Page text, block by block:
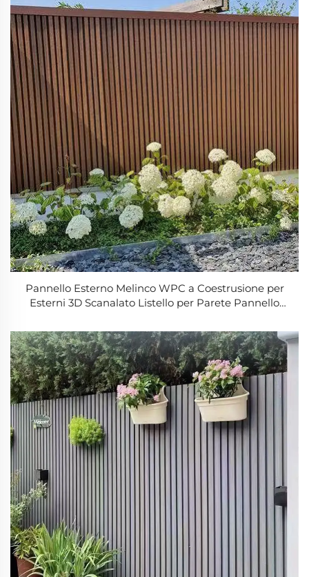
Pannello Esterno Melinco WPC a Coestrusione per
Esterni 3D Scanalato Listello per Parete Pannello